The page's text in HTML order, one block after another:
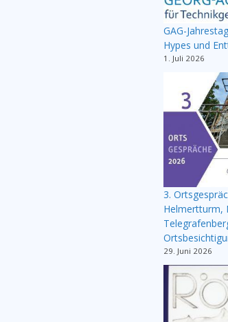
GAG-
Hypes und
1. Juli 2026
3.
Helmertturm,
29. Juni 2026